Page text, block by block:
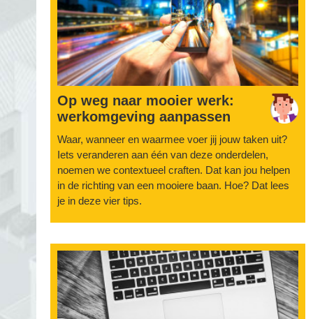
Op weg naar mooier werk:
werkomgeving aanpassen
Waar, wanneer en waarmee voer jij jouw taken uit?
Iets veranderen aan één van deze onderdelen,
noemen we contextueel craften. Dat kan jou helpen
in de richting van een mooiere baan. Hoe? Dat lees
je in deze vier tips.